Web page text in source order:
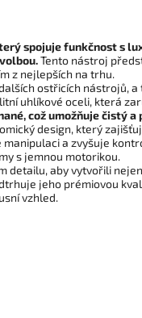
spojuje funkčnost s
Tento nástroj
z nejlepších na trhu.
ostřicích nástrojů,
uhlíkové oceli, která
což umožňuje čistý
design, který
a zvyšuje
s jemnou motorikou.
detailu, aby vytvořili
jeho prémiovou
vzhled.